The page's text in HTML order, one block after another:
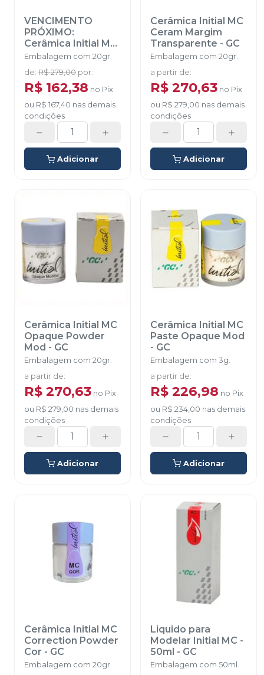
VENCIMENTO
PRÓXIMO:
Cerâmica Initial MC
Ceram Margim
Transparente -
ST32-GC
Embalagem com 20gr.
de: R$ 279,00 por:
R$ 162,38 no Pix
ou R$ 167,40 nas demais
condições
Adicionar
Cerâmica Initial MC
Ceram Margim
Transparente - GC
Embalagem com 20gr.
a partir de:
R$ 270,63 no Pix
ou R$ 279,00 nas demais
condições
Adicionar
Cerâmica Initial MC
Opaque Powder
Mod - GC
Embalagem com 20gr.
a partir de:
R$ 270,63 no Pix
ou R$ 279,00 nas demais
condições
Adicionar
Cerâmica Initial MC
Paste Opaque Mod
- GC
Embalagem com 3g.
a partir de:
R$ 226,98 no Pix
ou R$ 234,00 nas demais
condições
Adicionar
Cerâmica Initial MC
Correction Powder
Cor - GC
Embalagem com 20gr.
Liquido para
Modelar Initial MC -
50ml - GC
Embalagem com 50ml.